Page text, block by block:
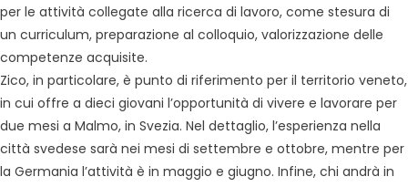
per le attività collegate alla ricerca di lavoro, come stesura di
un curriculum, preparazione al colloquio, valorizzazione delle
competenze acquisite.
Zico, in particolare, è punto di riferimento per il territorio veneto,
in cui offre a dieci giovani l’opportunità di vivere e lavorare per
due mesi a Malmo, in Svezia. Nel dettaglio, l’esperienza nella
città svedese sarà nei mesi di settembre e ottobre, mentre per
la Germania l’attività è in maggio e giugno. Infine, chi andrà in